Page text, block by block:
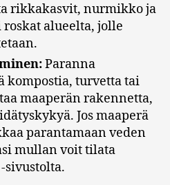
rikkakasvit, nurmikko ja
alueelta, jolle
Paranna
kompostia, turvetta tai
maaperän rakennetta,
Jos maaperä
parantamaan veden
mullan voit tilata
-sivustolta.